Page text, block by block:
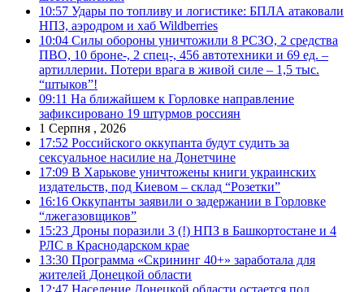
10:57 Удары по топливу и логистике: БПЛА атаковали
НПЗ, аэродром и хаб Wildberries
10:04 Силы обороны уничтожили 8 РСЗО, 2 средства
ПВО, 10 броне-, 2 спец-, 456 автотехники и 69 ед. –
артиллерии. Потери врага в живой силе – 1,5 тыс.
“штыков”!
09:11 На ближайшем к Горловке направление
зафиксировано 19 штурмов россиян
1 Серпня , 2026
17:52 Российского оккупанта будут судить за
сексуальное насилие на Донетчине
17:09 В Харькове уничтожены книги украинских
издательств, под Киевом – склад “Розетки”
16:16 Оккупанты заявили о задержании в Горловке
“лжегазовщиков”
15:23 Дроны поразили 3 (!) НПЗ в Башкортостане и 4
РЛС в Краснодарском крае
13:30 Программа «Скрининг 40+» заработала для
жителей Донецкой области
12:47 Население Донецкой области остается под